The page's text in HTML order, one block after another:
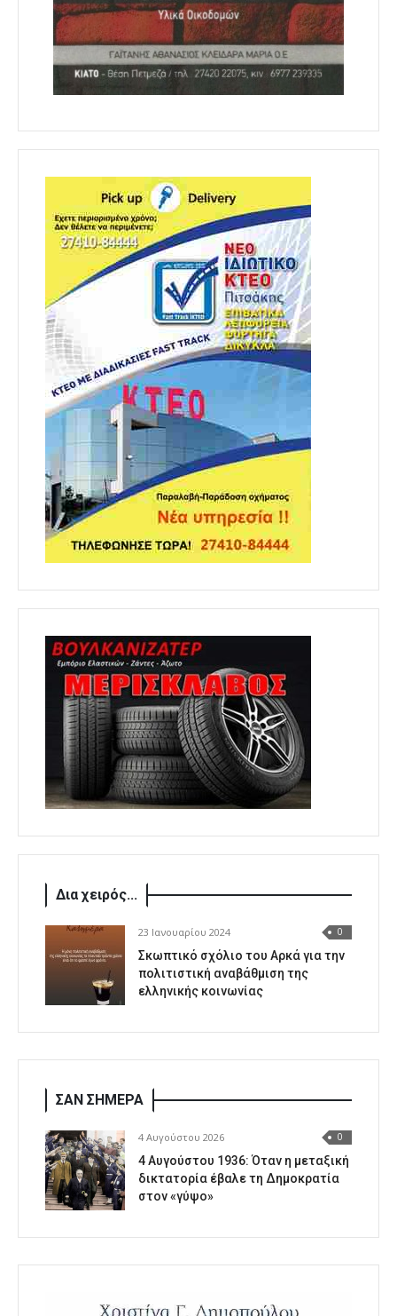
Δια χειρός...
23 Ιανουαρίου 2024 0
Σκωπτικό σχόλιο του Αρκά για την
πολιτιστική αναβάθμιση της
ελληνικής κοινωνίας
ΣΑΝ ΣΗΜΕΡΑ
4 Αυγούστου 2026 0
4 Αυγούστου 1936: Όταν η μεταξική
δικτατορία έβαλε τη Δημοκρατία
στον «γύψο»